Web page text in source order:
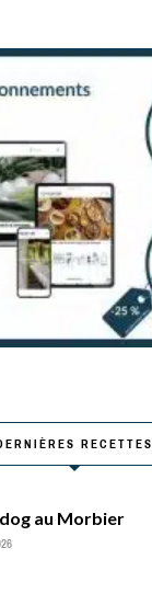
RECETTES
au Morbier